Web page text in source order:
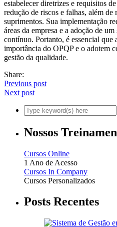
estabelecer diretrizes e requisitos
redução de riscos e falhas, além de
suprimentos. Sua implementação
áreas da empresa e a adoção de
contínuo. Portanto, é essencial que
importância do OPQP e o adotem
gestão da qualidade.
Share:
Previous post
Next post
Nossos
Cursos Online
1 Ano de Acesso
Cursos In Company
Cursos Personalizados
Posts Recentes